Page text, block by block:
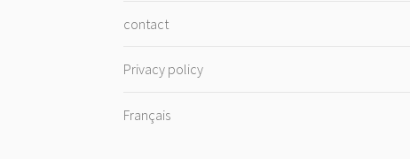
contact
Privacy policy
Français